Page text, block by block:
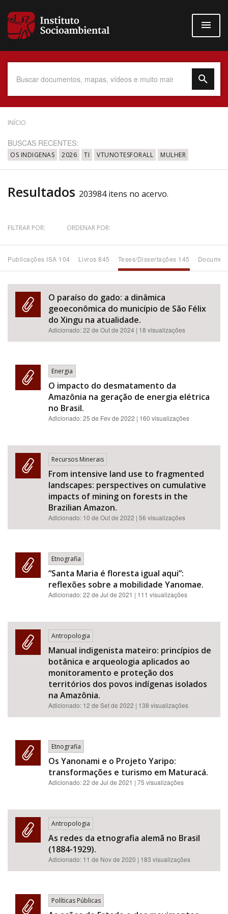
para
conteúdo
Data do Documento
Até
Povo Indígena
Subtema
Área de Levantamento
BUSCAR
INÍCIO
BUSCAS RECENTES:
OS INDIGENAS 2026 TI VTUNOTESFORALL MULHER
Resultados 203984 itens no acervo.
FILTRAR POR: ORDENAR POR:
Publicações ISA 104 Livros 845 Teses/Dissertações 145
O paraíso do gado: a dinâmica
geoeconômica do município de São Félix
do Xingu na atualidade.
Adicionado:22 de Out de 2024 | 18 visualizações
Energia
O impacto do desmatamento da
Amazônia na geração de energia elétrica
no Brasil.
Adicionado:25 de Fev de 2022 | 160 visualizações
Recursos Minerais
From intensive land use to fragmented
landscapes: perspectives on cumulative
impacts of mining on forests in the
Brazilian Amazon.
Adicionado: 10 de Out de 2022 | 56 visualizações
Etnografia
“Santa Maria é floresta igual aqui”:
reflexões sobre a mobilidade Yanomae.
Adicionado:22 de Jul de 2021 | 111 visualizações
Antropologia
Manual indigenista mateiro: princípios de
botânica e arqueologia aplicados ao
monitoramento e proteção dos
territórios dos povos indígenas isolados
na Amazônia.
Adicionado: 12 de Set de 2022 | 138 visualizações
Etnografia
Os Yanonami e o Projeto Yaripo:
transformações e turismo em Maturacá.
Adicionado:22 de Jul de 2021 | 75 visualizações
Antropologia
As redes da etnografia alemã no Brasil
(1884-1929).
Adicionado: 11 de Nov de 2020 | 183 visualizações
Políticas Públicas